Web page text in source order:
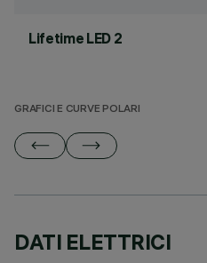
Lifetime LED 2
GRAFICI E CURVE POLARI
DATI ELETTRICI